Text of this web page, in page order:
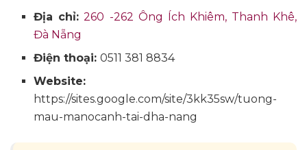
Địa chỉ: 260 -262 Ông Ích Khiêm, Thanh Khê,
Đà Nẵng
Điện thoại:0511 381 8834
Website:
https://sites.google.com/site/3kk35sw/tuong-
mau-manocanh-tai-dha-nang